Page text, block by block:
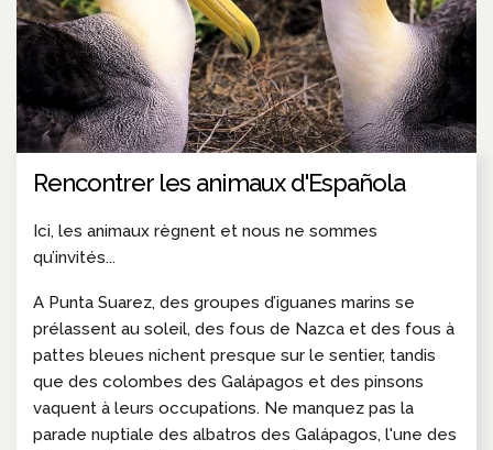
Rencontrer les animaux d'Española
Ici, les animaux règnent et nous ne sommes
qu’invités...
A Punta Suarez, des groupes d’iguanes marins se
prélassent au soleil, des fous de Nazca et des fous à
pattes bleues nichent presque sur le sentier, tandis
que des colombes des Galápagos et des pinsons
vaquent à leurs occupations. Ne manquez pas la
parade nuptiale des albatros des Galápagos, l'une des